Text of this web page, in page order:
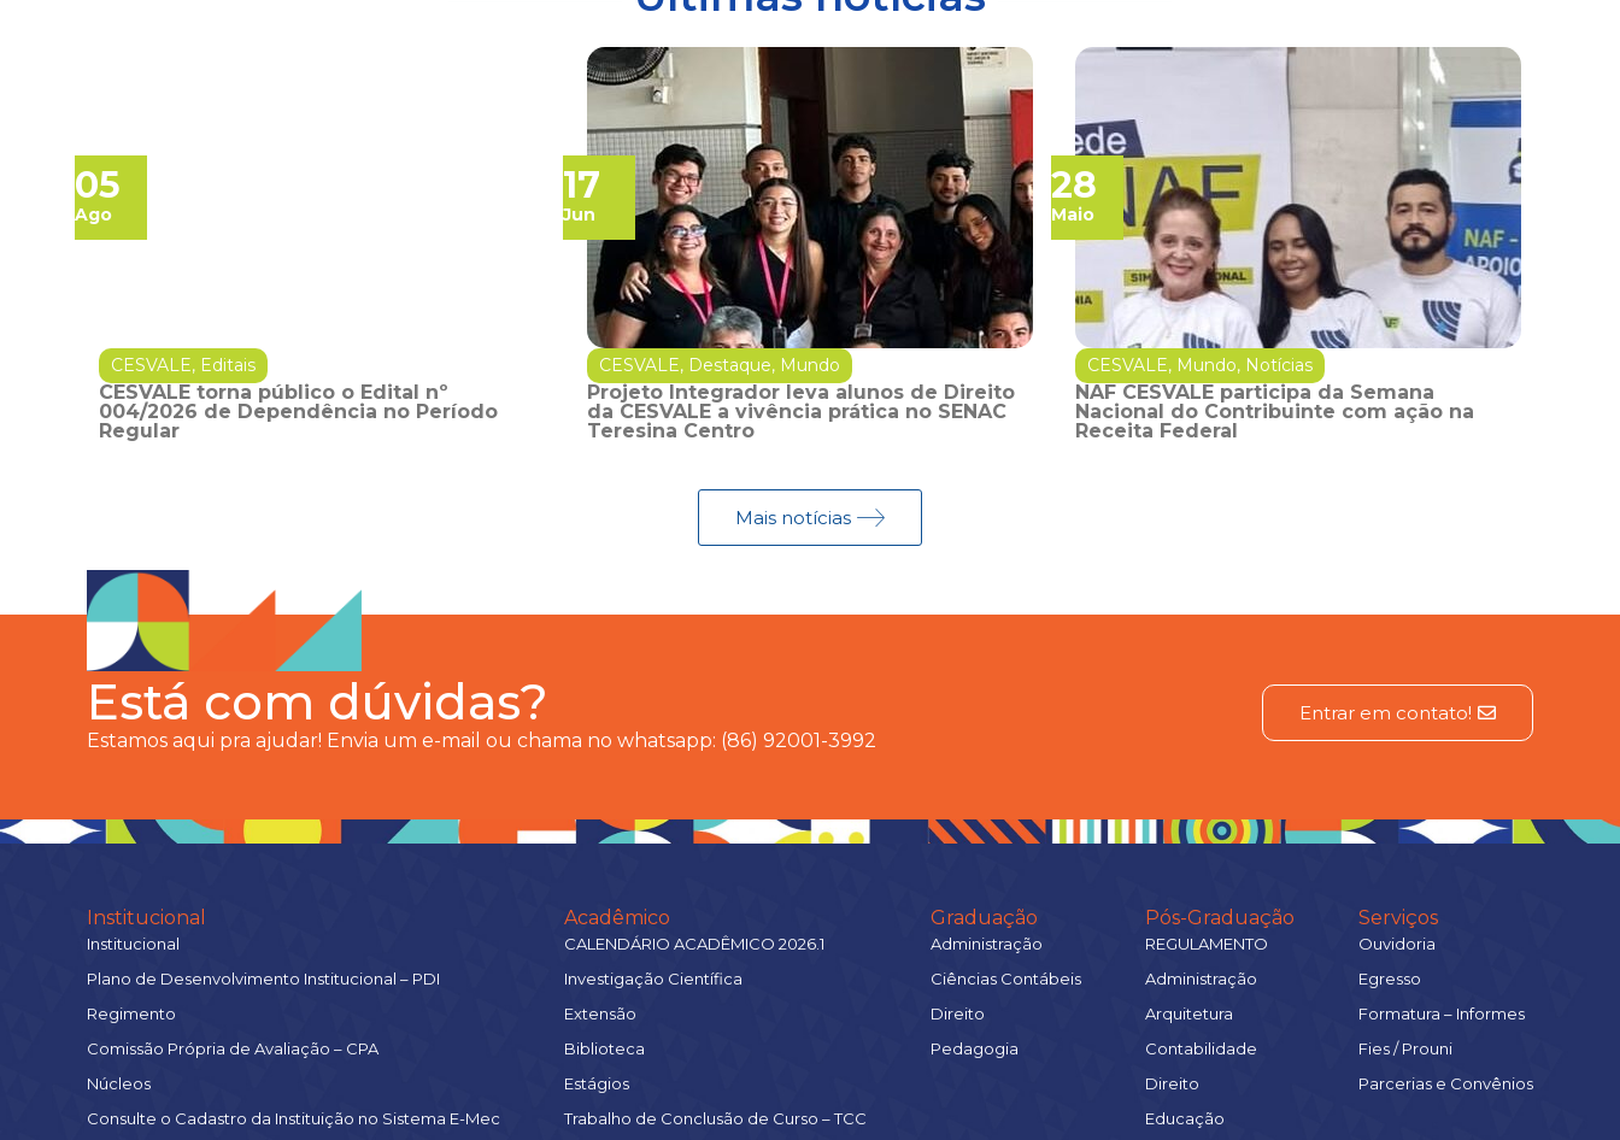
05
Ago
CESVALE, Editais
CESVALE torna público o Edital nº
004/2026 de Dependência no Período
Regular
17
Jun
CESVALE, Destaque, Mundo
Projeto Integrador leva alunos de Direito
da CESVALE a vivência prática no SENAC
Teresina Centro
28
Maio
CESVALE, Mundo, Notícias
NAF CESVALE participa da Semana
Nacional do Contribuinte com ação na
Receita Federal
Mais notícias
Está com dúvidas?
Estamos aqui pra ajudar! Envia um e-mail ou chama no whatsapp: (86) 92001-3992
Entrar em contato!
Institucional
Institucional
Plano de Desenvolvimento Institucional – PDI
Regimento
Comissão Própria de Avaliação – CPA
Núcleos
Consulte o Cadastro da Instituição no Sistema E-Mec
Acadêmico
CALENDÁRIO ACADÊMICO 2026.1
Investigação Científica
Extensão
Biblioteca
Estágios
Trabalho de Conclusão de Curso – TCC
Graduação
Administração
Ciências Contábeis
Direito
Pedagogia
Pós-Graduação
REGULAMENTO
Administração
Arquitetura
Contabilidade
Direito
Educação
Serviços
Ouvidoria
Egresso
Formatura – Informes
Fies / Prouni
Parcerias e Convênios